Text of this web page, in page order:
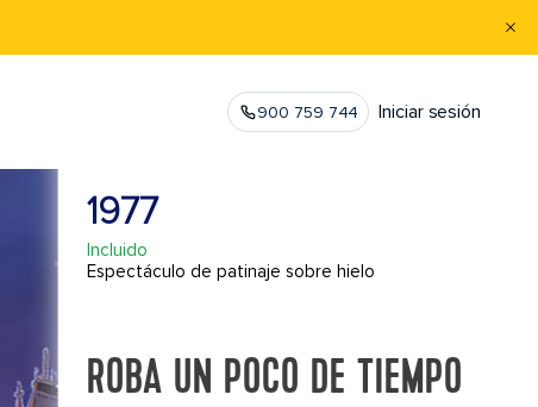
900 759 744 Iniciar sesión
1977
Incluido
Espectáculo de patinaje sobre hielo
ROBA UN POCO DE TIEMPO